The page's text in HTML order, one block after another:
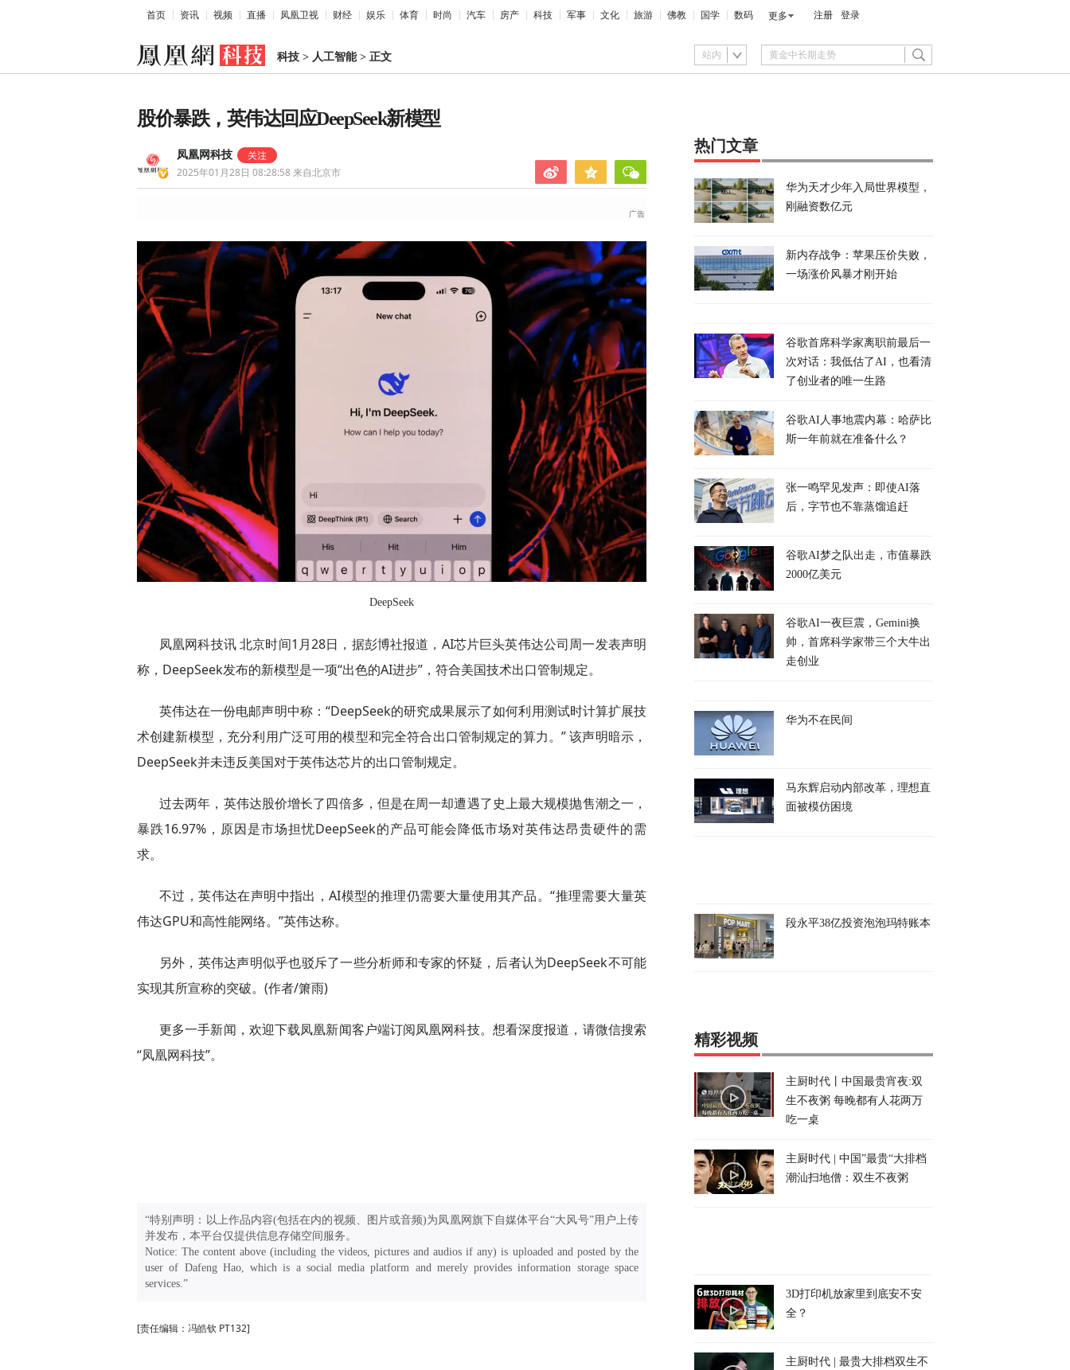
首页 资讯 视频 直播 凤凰卫视 财经 娱乐 体育 时尚 汽车 房产 科技 军事 文化 旅游 佛教 国学 数码 更多 注册 登录
科技 > 人工智能> 正文 站内
股价暴跌，英伟达回应DeepSeek新模型
凤凰网科技
2025年01月28日 08:28:58 来自北京市
DeepSeek
凤凰网科技讯 北京时间1月28日，据彭博社报道，AI芯片巨头英伟达公司周一发表声明
称，DeepSeek发布的新模型是一项“出色的AI进步”，符合美国技术出口管制规定。
英伟达在一份电邮声明中称：“DeepSeek的研究成果展示了如何利用测试时计算扩展技
术创建新模型，充分利用广泛可用的模型和完全符合出口管制规定的算力。” 该声明暗示，
DeepSeek并未违反美国对于英伟达芯片的出口管制规定。
过去两年，英伟达股价增长了四倍多，但是在周一却遭遇了史上最大规模抛售潮之一，
暴跌16.97%，原因是市场担忧DeepSeek的产品可能会降低市场对英伟达昂贵硬件的需
求。
不过，英伟达在声明中指出，AI模型的推理仍需要大量使用其产品。“推理需要大量英
伟达GPU和高性能网络。”英伟达称。
另外，英伟达声明似乎也驳斥了一些分析师和专家的怀疑，后者认为DeepSeek不可能
实现其所宣称的突破。(作者/箫雨)
更多一手新闻，欢迎下载凤凰新闻客户端订阅凤凰网科技。想看深度报道，请微信搜索
“凤凰网科技”。
“特别声明：以上作品内容(包括在内的视频、图片或音频)为凤凰网旗下自媒体平台“大风号”用户上传
并发布，本平台仅提供信息存储空间服务。
Notice: The content above (including the videos, pictures and audios if any) is uploaded and posted by the
user of Dafeng Hao, which is a social media platform and merely provides information storage space
services.”
[责任编辑：冯皓钦 PT132]
热门文章
华为天才少年入局世界模型，
刚融资数亿元
新内存战争：苹果压价失败，
一场涨价风暴才刚开始
谷歌首席科学家离职前最后一
次对话：我低估了AI，也看清
了创业者的唯一生路
谷歌AI人事地震内幕：哈萨比
斯一年前就在准备什么？
张一鸣罕见发声：即使AI落
后，字节也不靠蒸馏追赶
谷歌AI梦之队出走，市值暴跌
2000亿美元
谷歌AI一夜巨震，Gemini换
帅，首席科学家带三个大牛出
走创业
华为不在民间
马东辉启动内部改革，理想直
面被模仿困境
段永平38亿投资泡泡玛特账本
精彩视频
主厨时代丨中国最贵宵夜:双
生不夜粥 每晚都有人花两万
吃一桌
主厨时代 | 中国”最贵“大排档
潮汕扫地僧：双生不夜粥
3D打印机放家里到底安不安
全？
主厨时代 | 最贵大排档双生不